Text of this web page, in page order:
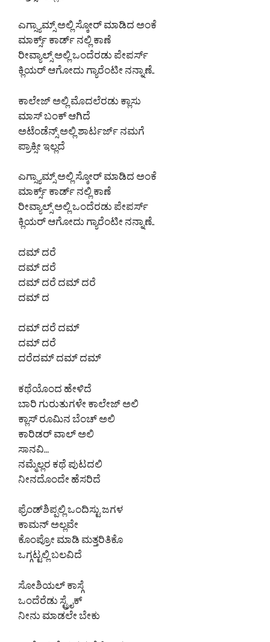
ಎಗ್ಸ್ಯಾಮ್ಸ್ ಅಲ್ಲಿ ಸ್ಕೋರ್ ಮಾಡಿದ ಅಂಕೆ
ಮಾರ್ಕ್ಸ್ ಕಾರ್ಡ್ ನಲ್ಲಿ ಕಾಣೆ
ರೀವ್ಯಾಲ್ಸ್ ಅಲ್ಲಿ ಒಂದೆರಡು ಪೇಪರ್ಸ್
ಕ್ಲಿಯರ್ ಆಗೋದು ಗ್ಯಾರೆಂಟೀ ನನ್ನಾಣೆ..
ಕಾಲೇಜ್ ಅಲ್ಲಿ ಮೊದಲೆರಡು ಕ್ಲಾಸು
ಮಾಸ್ ಬಂಕ್ ಆಗಿದೆ
ಅಟೆಂಡೆನ್ಸ್ ಅಲ್ಲಿ ಶಾರ್ಟರ್ಜ್ ನಮಗೆ
ಪ್ರಾಕ್ಸೀ ಇಲ್ಲದೆ
ಎಗ್ಸ್ಯಾಮ್ಸ್ ಅಲ್ಲಿ ಸ್ಕೋರ್ ಮಾಡಿದ ಅಂಕೆ
ಮಾರ್ಕ್ಸ್ ಕಾರ್ಡ್ ನಲ್ಲಿ ಕಾಣೆ
ರೀವ್ಯಾಲ್ಸ್ ಅಲ್ಲಿ ಒಂದೆರಡು ಪೇಪರ್ಸ್
ಕ್ಲಿಯರ್ ಆಗೋದು ಗ್ಯಾರೆಂಟೀ ನನ್ನಾಣೆ..
ದಮ್ ದರೆ
ದಮ್ ದರೆ
ದಮ್ ದರೆ ದಮ್ ದರೆ
ದಮ್ ದ
ದಮ್ ದರೆ ದಮ್
ದಮ್ ದರೆ
ದರೆದಮ್ ದಮ್ ದಮ್
ಕಥೆಯೊಂದ ಹೇಳಿದೆ
ಬಾರಿ ಗುರುತುಗಳೇ ಕಾಲೇಜ್ ಅಲಿ
ಕ್ಲಾಸ್ ರೂಮಿನ ಬೆಂಚ್ ಅಲಿ
ಕಾರಿಡರ್ ವಾಲ್ ಅಲಿ
ಸಾನವಿ…
ನಮ್ಮೆಲ್ಲರ ಕಥೆ ಪುಟದಲಿ
ನೀನದೊಂದೇ ಹೆಸರಿದೆ
ಫ್ರೆಂಡ್‌ಶಿಪ್ಪಲ್ಲಿ ಒಂದಿಸ್ಟು ಜಗಳ
ಕಾಮನ್ ಅಲ್ಲವೇ
ಕೊಂಪ್ರೋ ಮಾಡಿ ಮತ್ತರಿತಿಕೊ
ಒಗ್ಗಟ್ಟಲ್ಲಿ ಬಲವಿದೆ
ಸೋಶಿಯಲ್ ಕಾಸ್ಗೆ
ಒಂದೆರೆಡು ಸ್ಟ್ರೈಕ್
ನೀನು ಮಾಡಲೇ ಬೇಕು